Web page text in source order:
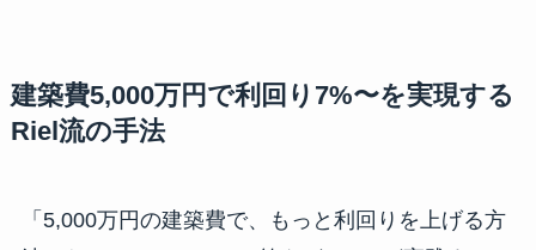
建築費5,000万円で利回り7%〜を実現する
Riel流の手法
「5,000万円の建築費で、もっと利回りを上げる方